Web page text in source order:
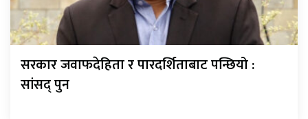
सरकार जवाफदेहिता र पारदर्शिताबाट पन्छियो :
सांसद् पुन